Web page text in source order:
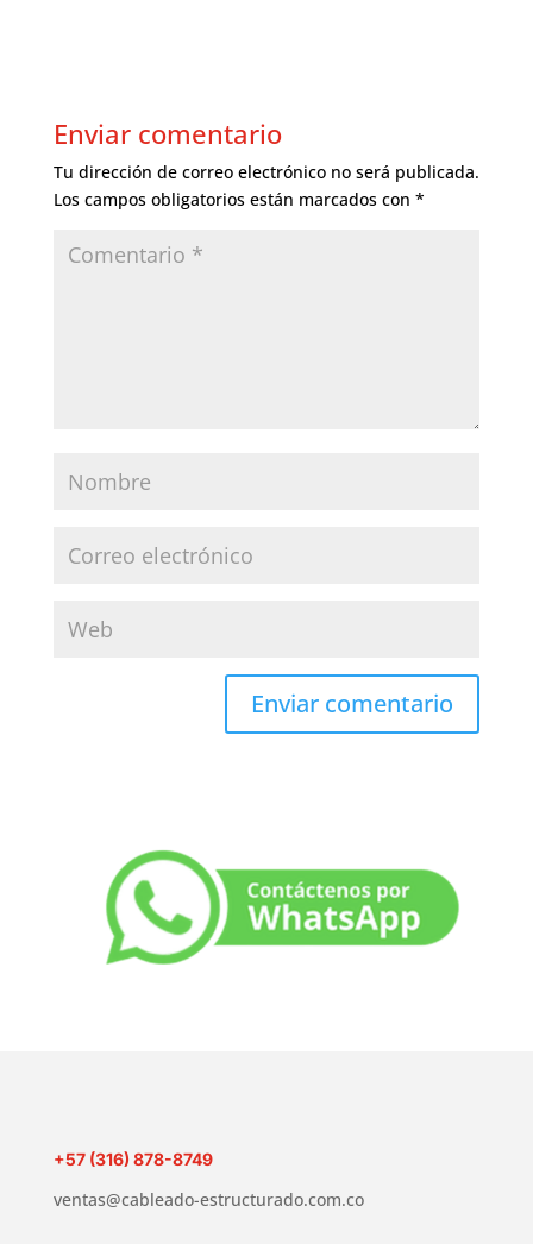
Enviar comentario
Tu dirección de correo electrónico no será publicada.
Los campos obligatorios están marcados con *
+57 (316) 878-8749
ventas@cableado-estructurado.com.co